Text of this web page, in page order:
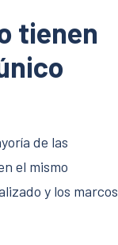
tienen
de las
el mismo
y los marcos